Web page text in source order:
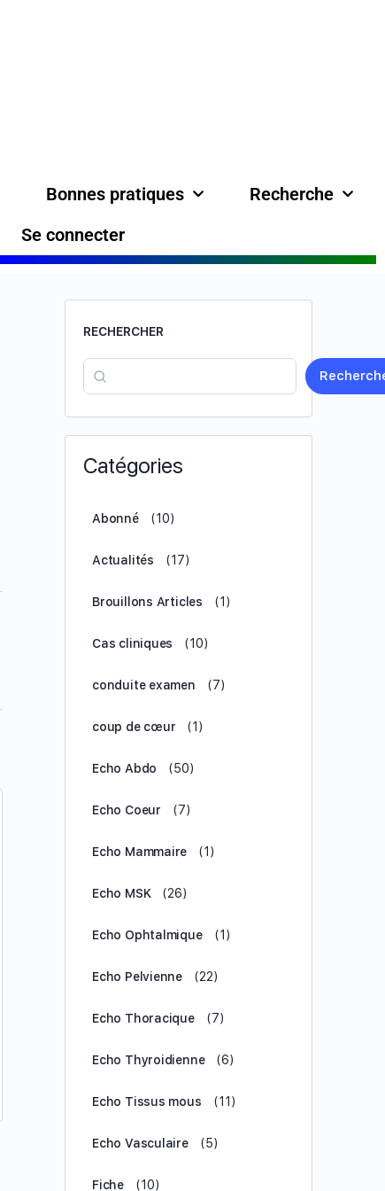
Bonnes pratiques
Recherche
Se connecter
Coupe du pancréas (sonde convexe posée
transversalement, en position sous
bas en haut: la vertèbre, les gros vaisseaux,
Collectif SNECHO
RECHERCHER
Catégories
Abonné (10)
Actualités (17)
Brouillons Articles (1)
Cas cliniques (10)
conduite examen (7)
coup de cœur (1)
Echo Abdo (50)
Echo Coeur (7)
Echo Mammaire (1)
Echo MSK (26)
Echo Ophtalmique (1)
Echo Pelvienne (22)
Echo Thoracique (7)
Echo Thyroidienne (6)
Echo Tissus mous (11)
Echo Vasculaire (5)
Fiche (10)